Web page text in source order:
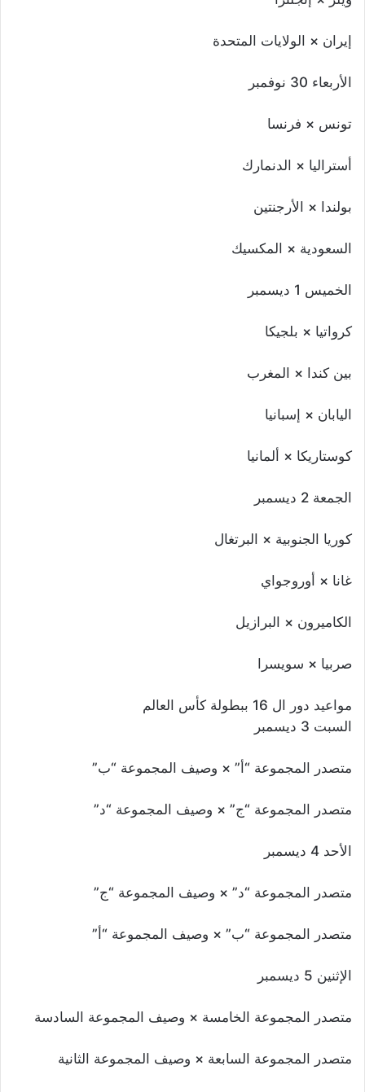
إيران × الولايات المتحدة
الأربعاء 30 نوفمبر
تونس × فرنسا
أستراليا × الدنمارك
بولندا × الأرجنتين
السعودية × المكسيك
الخميس 1 ديسمبر
كرواتيا × بلجيكا
بين كندا × المغرب
اليابان × إسبانيا
كوستاريكا × ألمانيا
الجمعة 2 ديسمبر
كوريا الجنوبية × البرتغال
غانا × أوروجواي
الكاميرون × البرازيل
صربيا × سويسرا
مواعيد دور ال 16 ببطولة كأس العالم
السبت 3 ديسمبر
متصدر المجموعة “أ” × وصيف المجموعة “ب”
متصدر المجموعة “ج” × وصيف المجموعة “د”
الأحد 4 ديسمبر
متصدر المجموعة “د” × وصيف المجموعة “ج”
متصدر المجموعة “ب” × وصيف المجموعة “أ”
الإثنين 5 ديسمبر
متصدر المجموعة الخامسة × وصيف المجموعة السادسة
متصدر المجموعة السابعة × وصيف المجموعة الثانية